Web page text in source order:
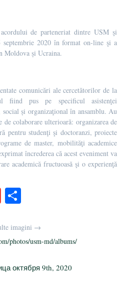
de parteneriat dintre USM şi
2020 în format on-line şi a
Moldova și Ucraina.
comunicări ale cercetătorilor de la
fiind pus pe specificul asistenţei
și organizaţional în ansamblu. Au
de colaborare ulterioară: organizarea de
pentru studenţi şi doctoranzi, proiecte
de master, mobilităţi academice
încrederea că acest eveniment va
academică fructuoasă şi o experienţă
G
ailр
а
в
и
imagini →
photos/usm-md/albums/
октября 9th, 2020